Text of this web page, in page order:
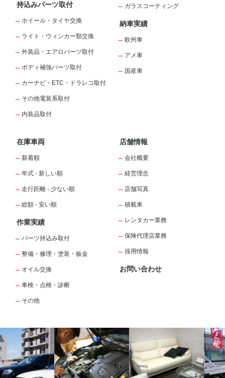
持込みパーツ取付
ホイール・タイヤ交換
ライト・ウィンカー類交換
外装品・エアロパーツ取付
ボディ補強パーツ取付
カーナビ・ETC・ドラレコ取付
その他電装系取付
内装品取付
ガラスコーティング
納車実績
欧州車
アメ車
国産車
在庫車両
新着順
年式 - 新しい順
走行距離 - 少ない順
総額 - 安い順
作業実績
パーツ持込み取付
整備・修理・塗装・板金
オイル交換
車検・点検・診断
その他
店舗情報
会社概要
経営理念
店舗写真
積載車
レンタカー業務
保険代理店業務
採用情報
お問い合わせ